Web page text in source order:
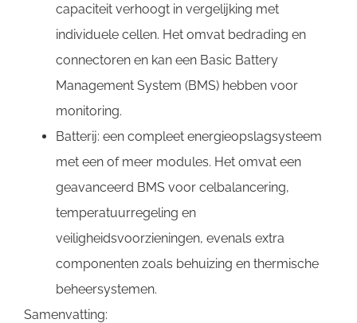
capaciteit verhoogt in vergelijking met
individuele cellen. Het omvat bedrading en
connectoren en kan een Basic Battery
Management System (BMS) hebben voor
monitoring.
Batterij: een compleet energieopslagsysteem
met een of meer modules. Het omvat een
geavanceerd BMS voor celbalancering,
temperatuurregeling en
veiligheidsvoorzieningen, evenals extra
componenten zoals behuizing en thermische
beheersystemen.
Samenvatting: